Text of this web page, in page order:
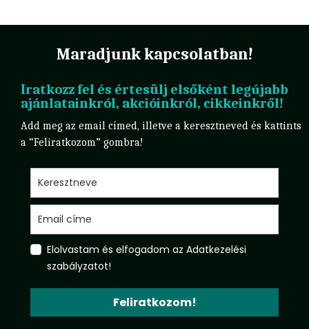
Maradjunk kapcsolatban!
Iratkozz fel és értesülj elsőként legújabb
ajánlatainkról, akcióinkról, cikkeinkről!
Add meg az email címed, illetve a keresztneved és kattints
a “Feliratkozom” gombra!
Elolvastam és elfogadom az Adatkezelési
szabályzatot!
Feliratkozom!